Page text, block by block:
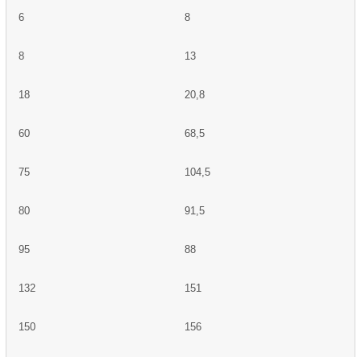
6 8
8 13
18 20,8
60 68,5
75 104,5
80 91,5
95 88
132 151
150 156